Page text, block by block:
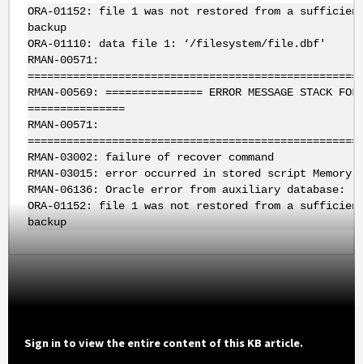
ORA-01152: file 1 was not restored from a
backup
ORA-01110: data file 1: ‘/filesystem/file.dbf'
RMAN-00571:
RMAN-00569: =============== ERROR MESSAGE STACK
===============
RMAN-00571:
RMAN-03002: failure of recover command
RMAN-03015: error occurred in stored script Memory
RMAN-06136: Oracle error from auxiliary database:
ORA-01152: file 1 was not restored from a
backup
Sign in to view the entire content of this KB article.